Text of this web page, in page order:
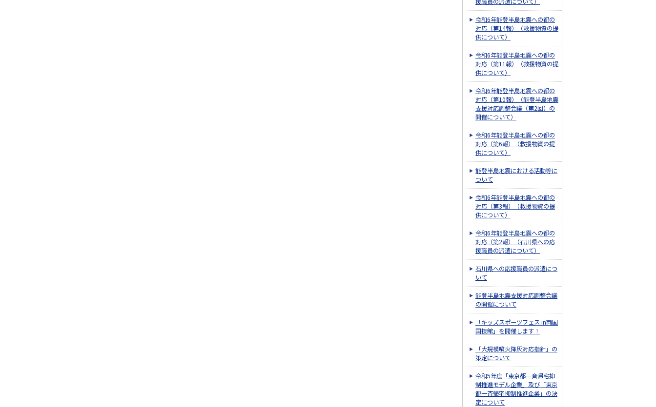
令和6年能登半島地震への都の
対応（第14報）（救援物資の提
供について）
令和6年能登半島地震への都の
対応（第11報）（救援物資の提
供について）
令和6年能登半島地震への都の
対応（第10報）（能登半島地震
支援対応調整会議（第2回）の
開催について）
令和6年能登半島地震への都の
対応（第6報）（救援物資の提
供について）
能登半島地震における活動等に
ついて
令和6年能登半島地震への都の
対応（第3報）（救援物資の提
供について）
令和6年能登半島地震への都の
対応（第2報）（石川県への応
援職員の派遣について）
石川県への応援職員の派遣につ
いて
能登半島地震支援対応調整会議
の開催について
「キッズスポーツフェス in両国
国技館」を開催します！
「大規模噴火降灰対応指針」の
策定について
令和5年度「東京都一斉帰宅抑
制推進モデル企業」及び「東京
都一斉帰宅抑制推進企業」の決
定について